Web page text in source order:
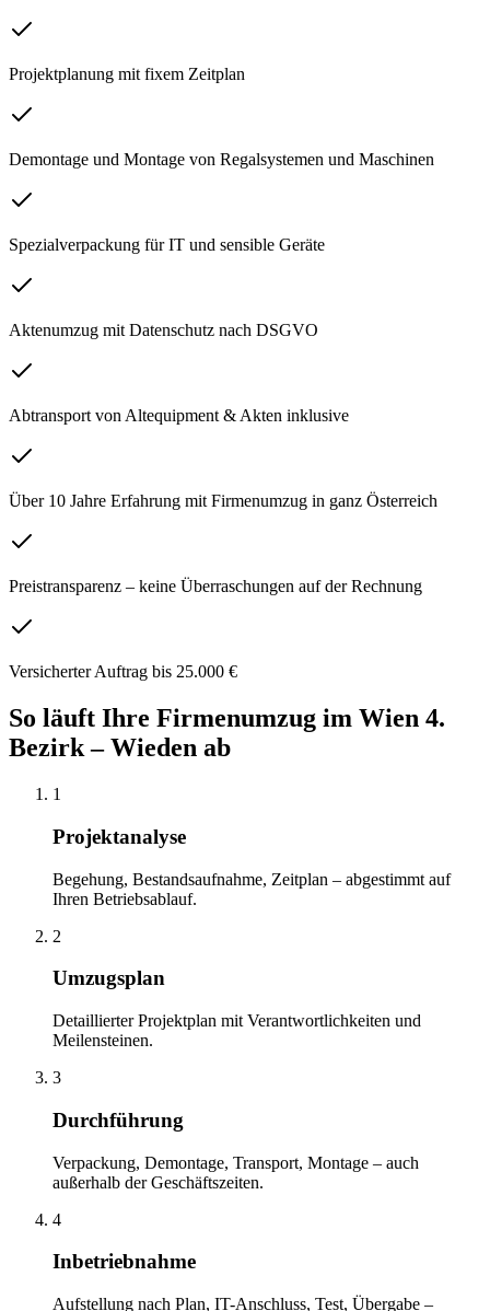
Projektplanung mit fixem Zeitplan
Demontage und Montage von Regalsystemen und Maschinen
Spezialverpackung für IT und sensible Geräte
Aktenumzug mit Datenschutz nach DSGVO
Abtransport von Altequipment & Akten inklusive
Über 10 Jahre Erfahrung mit Firmenumzug in ganz Österreich
Preistransparenz – keine Überraschungen auf der Rechnung
Versicherter Auftrag bis 25.000 €
So läuft Ihre Firmenumzug im Wien 4.
Bezirk – Wieden ab
1
Projektanalyse
Begehung, Bestandsaufnahme, Zeitplan – abgestimmt auf
Ihren Betriebsablauf.
2
Umzugsplan
Detaillierter Projektplan mit Verantwortlichkeiten und
Meilensteinen.
3
Durchführung
Verpackung, Demontage, Transport, Montage – auch
außerhalb der Geschäftszeiten.
4
Inbetriebnahme
Aufstellung nach Plan, IT-Anschluss, Test, Übergabe –